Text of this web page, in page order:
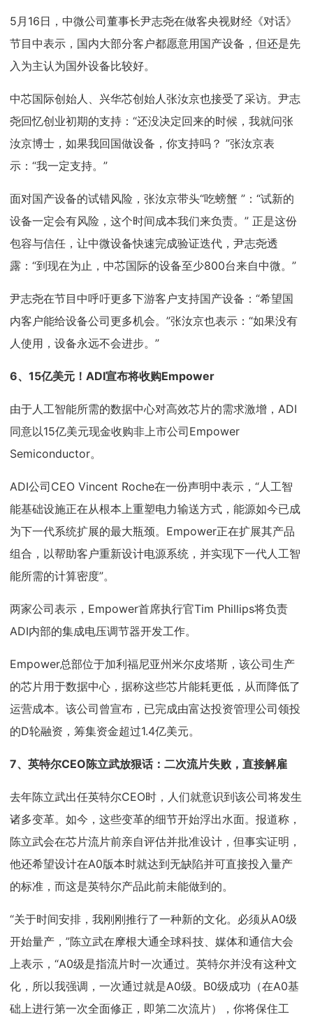
5月16日，中微公司董事长尹志尧在做客央视财经《对话》
节目中表示，国内大部分客户都愿意用国产设备，但还是先
入为主认为国外设备比较好。
中芯国际创始人、兴华芯创始人张汝京也接受了采访。尹志
尧回忆创业初期的支持：“还没决定回来的时候，我就问张
汝京博士，如果我回国做设备，你支持吗？ ”张汝京表
示：“我一定支持。”
面对国产设备的试错风险，张汝京带头“吃螃蟹 ”：“试新的
设备一定会有风险，这个时间成本我们来负责。” 正是这份
包容与信任，让中微设备快速完成验证迭代，尹志尧透
露：“到现在为止，中芯国际的设备至少800台来自中微。”
尹志尧在节目中呼吁更多下游客户支持国产设备：“希望国
内客户能给设备公司更多机会。”张汝京也表示：“如果没有
人使用，设备永远不会进步。”
6、15亿美元！ADI宣布将收购Empower
由于人工智能所需的数据中心对高效芯片的需求激增，ADI
同意以15亿美元现金收购非上市公司Empower
Semiconductor。
ADI公司CEO Vincent Roche在一份声明中表示，“人工智
能基础设施正在从根本上重塑电力输送方式，能源如今已成
为下一代系统扩展的最大瓶颈。Empower正在扩展其产品
组合，以帮助客户重新设计电源系统，并实现下一代人工智
能所需的计算密度”。
两家公司表示，Empower首席执行官Tim Phillips将负责
ADI内部的集成电压调节器开发工作。
Empower总部位于加利福尼亚州米尔皮塔斯，该公司生产
的芯片用于数据中心，据称这些芯片能耗更低，从而降低了
运营成本。该公司曾宣布，已完成由富达投资管理公司领投
的D轮融资，筹集资金超过1.4亿美元。
7、英特尔CEO陈立武放狠话：二次流片失败，直接解雇
去年陈立武出任英特尔CEO时，人们就意识到该公司将发生
诸多变革。如今，这些变革的细节开始浮出水面。报道称，
陈立武会在芯片流片前亲自评估并批准设计，但事实证明，
他还希望设计在A0版本时就达到无缺陷并可直接投入量产
的标准，而这是英特尔产品此前未能做到的。
“关于时间安排，我刚刚推行了一种新的文化。必须从A0级
开始量产，”陈立武在摩根大通全球科技、媒体和通信大会
上表示，“A0级是指流片时一次通过。英特尔并没有这种文
化，所以我强调，一次通过就是A0级。B0级成功（在A0基
础上进行第一次全面修正，即第二次流片），你将保住工